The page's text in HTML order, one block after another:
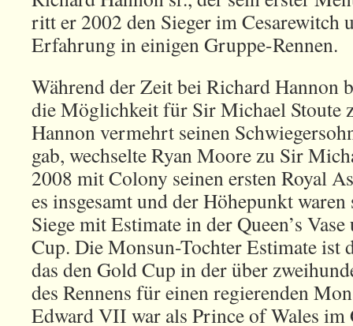
ritt er 2002 den Sieger im Cesarewitch
Erfahrung in einigen Gruppe-Rennen.
Während der Zeit bei Richard Hannon
die Möglichkeit für Sir Michael Stoute
Hannon vermehrt seinen
gab, wechselte Ryan Moore zu Sir
2008 mit Colony seinen ersten Royal
es insgesamt und der Höhepunkt
Siege mit Estimate in der Queen’s
Cup. Die Monsun-Tochter Estimate ist
das den Gold Cup in der über
des Rennens für einen regierenden
Edward VII war als Prince of Wales